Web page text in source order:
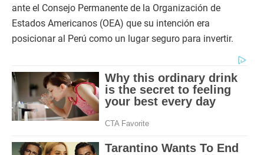
ante el Consejo Permanente de la Organización de
Estados Americanos (OEA) que su intención era
posicionar al Perú como un lugar seguro para invertir.